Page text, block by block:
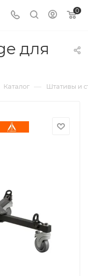
0
для
Каталог — Штативы и